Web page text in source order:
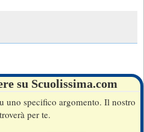
su Scuolissima.com
uno specifico argomento. Il nostro
per te.